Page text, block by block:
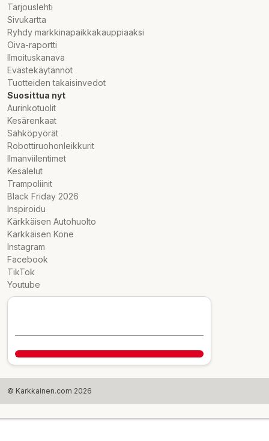
Tarjouslehti
Sivukartta
Ryhdy markkinapaikkakauppiaaksi
Oiva-raportti
Ilmoituskanava
Evästekäytännöt
Tuotteiden takaisinvedot
Suosittua nyt
Aurinkotuolit
Kesärenkaat
Sähköpyörät
Robottiruohonleikkurit
Ilmanviilentimet
Kesälelut
Trampoliinit
Black Friday 2026
Inspiroidu
Kärkkäisen Autohuolto
Kärkkäisen Kone
Instagram
Facebook
TikTok
Youtube
© Karkkainen.com 2026